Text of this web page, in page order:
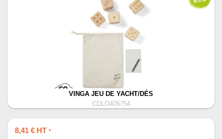
VINGA JEU DE YACHT/DÉS
CDLO405754
8,41 € HT *